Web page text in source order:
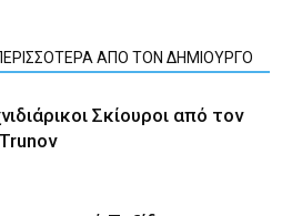
ΑΠΟ ΤΟΝ ΔΗΜΙΟΥΡΓΟ
Σκίουροι από τον